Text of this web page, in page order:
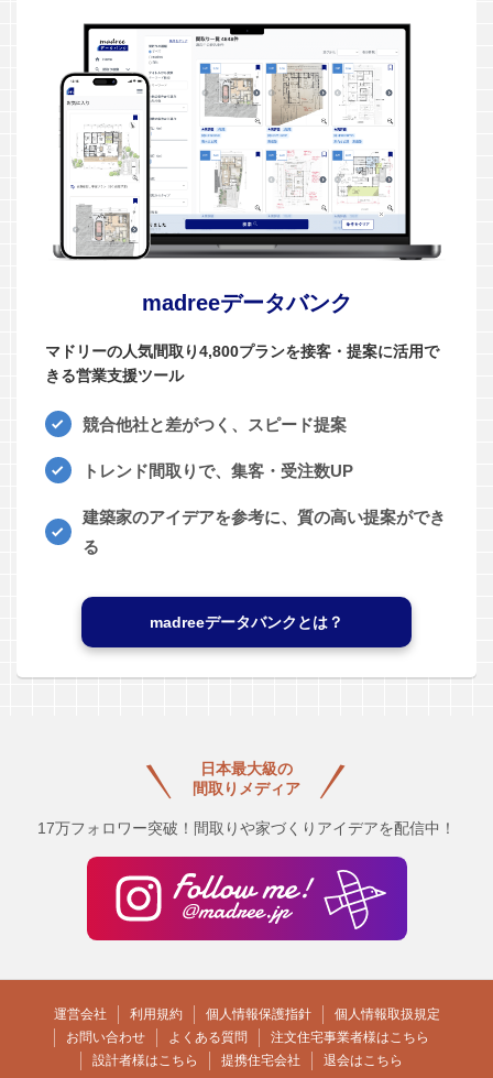
madreeデータバンク
マドリーの人気間取り4,800プランを接客・提案に活用で
きる営業支援ツール
競合他社と差がつく、スピード提案
トレンド間取りで、集客・受注数UP
建築家のアイデアを参考に、質の高い提案ができ
る
madreeデータバンクとは？
日本最大級の
間取りメディア
17万フォロワー突破！間取りや家づくりアイデアを配信中！
運営会社 利用規約 個人情報保護指針
個人情報取扱規定
お問い合わせ
よくある質問
注文住宅事業者様はこちら
設計者様はこちら
提携住宅会社 退会はこちら